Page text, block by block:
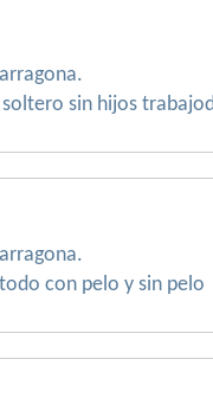
sin hijos
con pelo y sin pelo